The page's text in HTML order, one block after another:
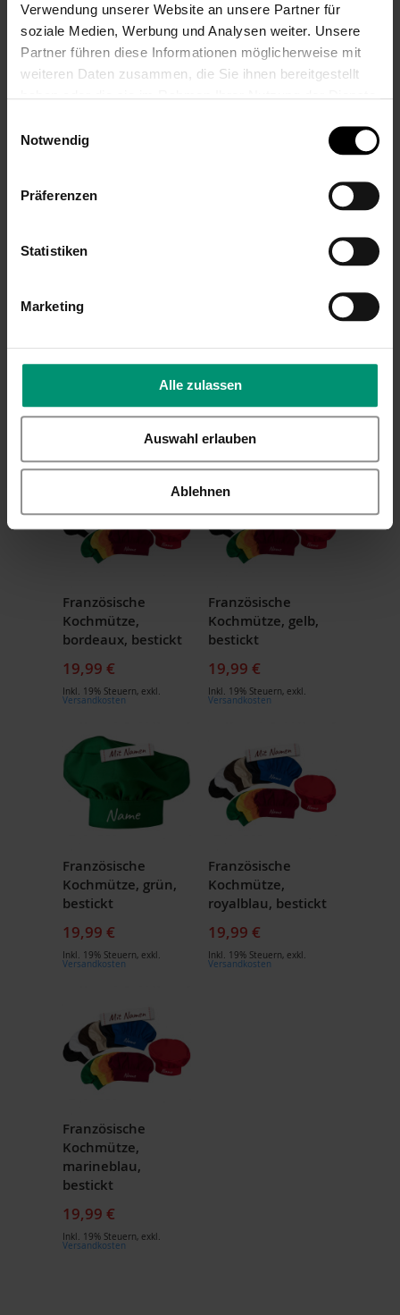
Verwendung unserer Website an unsere Partner für
soziale Medien, Werbung und Analysen weiter. Unsere
Partner führen diese Informationen möglicherweise mit
weiteren Daten zusammen, die Sie ihnen bereitgestellt
Notwendig
Präferenzen
Statistiken
Marketing
Alle zulassen
Auswahl erlauben
Ablehnen
Kochmütze
personalisiert
bestickt, Geschenk
16,99 €
Französische
Kochmütze, weiß,
bestickt
schwarz, bestickt
19,99 € 19,99 €
Versandkosten
Französische
Kochmütze,
bordeaux, bestickt
19,99 €
Inkl. 19% Steuern, exkl.
Versandkosten
Französische
Kochmütze, gelb,
bestickt
19,99 €
Inkl. 19% Steuern, exkl.
Versandkosten
Französische
Kochmütze, grün,
bestickt
19,99 €
Inkl. 19% Steuern, exkl.
Versandkosten
Französische
Kochmütze,
royalblau, bestickt
19,99 €
Inkl. 19% Steuern, exkl.
Versandkosten
Französische
Kochmütze,
marineblau,
bestickt
19,99 €
Inkl. 19% Steuern, exkl.
Versandkosten